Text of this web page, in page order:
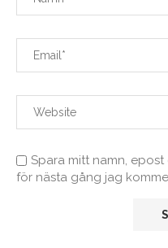
Spara mitt namn,
för nästa gång jag